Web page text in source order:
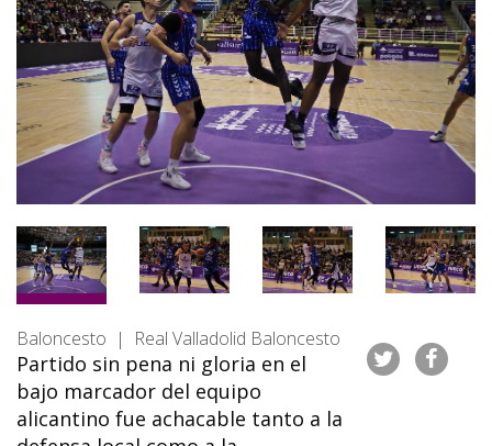
Baloncesto | Real Valladolid Baloncesto
Partido sin pena ni gloria en el
bajo marcador del equipo
alicantino fue achacable tanto a la